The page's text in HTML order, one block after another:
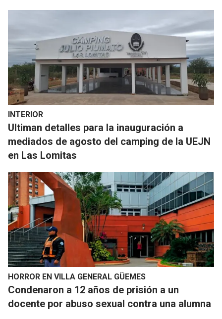
INTERIOR
Ultiman detalles para la inauguración a
mediados de agosto del camping de la UEJN
en Las Lomitas
HORROR EN VILLA GENERAL GÜEMES
Condenaron a 12 años de prisión a un
docente por abuso sexual contra una alumna